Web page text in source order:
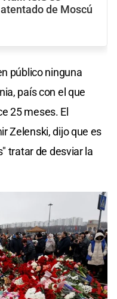
de Moscú
público ninguna
país con el que
25 meses. El
Zelenski, dijo que es
tratar de desviar la